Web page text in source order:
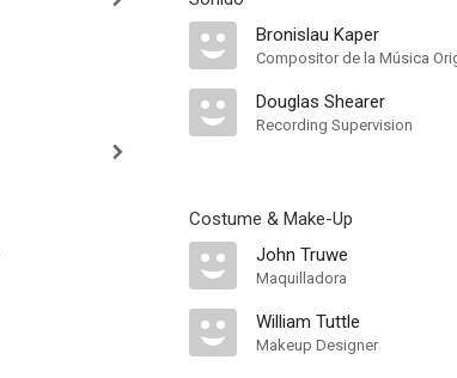
Bronislau Kaper
Compositor de la Música
Douglas Shearer
Recording Supervision
Costume & Make-Up
John Truwe
Maquilladora
William Tuttle
Makeup Designer